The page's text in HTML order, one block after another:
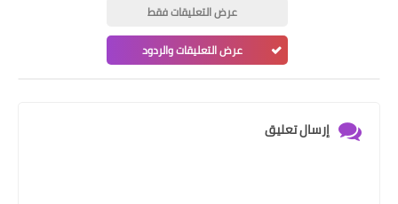
عرض التعليقات فقط
عرض التعليقات والردود
إرسال تعليق